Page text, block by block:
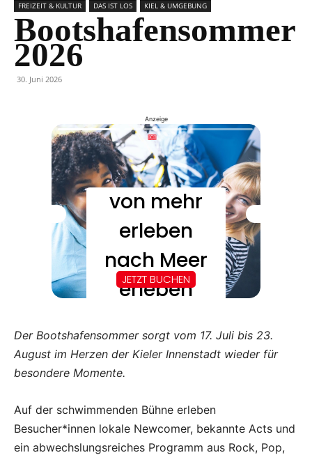
FREIZEIT & KULTUR DAS IST LOS KIEL & UMGEBUNG
Bootshafensommer
2026
30. Juni 2026
Anzeige
Der Bootshafensommer sorgt vom 17. Juli bis 23.
August im Herzen der Kieler Innenstadt wieder für
besondere Momente.
Auf der schwimmenden Bühne erleben
Besucher*innen lokale Newcomer, bekannte Acts und
ein abwechslungsreiches Programm aus Rock, Pop,